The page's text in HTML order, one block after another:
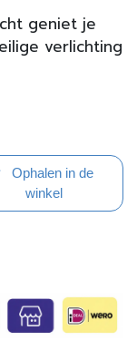
geniet je
verlichting
Ophalen in de
winkel